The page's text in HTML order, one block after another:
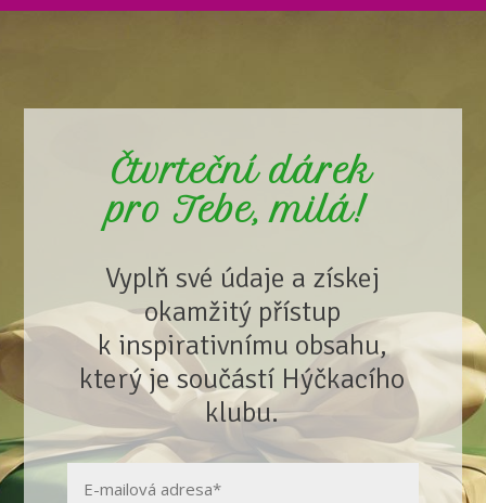
Čtvrteční dárek
pro Tebe, milá!
Vyplň své údaje a získej
okamžitý přístup
k inspirativnímu obsahu,
který je součástí Hýčkacího
klubu.